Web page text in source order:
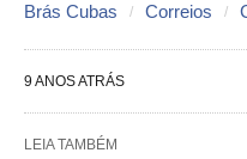
Brás Cubas Correios
9 ANOS ATRÁS
LEIA TAMBÉM